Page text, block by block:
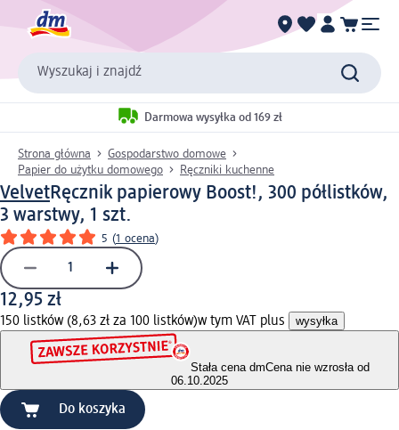
Wyszukaj i znajdź
Darmowa wysyłka od 169 zł
Strona główna
Gospodarstwo domowe
Papier do użytku domowego
Ręczniki kuchenne
VelvetRęcznik papierowy Boost!, 300 półlistków,
3 warstwy, 1 szt.
5 (1 ocena)
12,95 zł
150 listków (8,63 zł za 100 listków)w tym VAT plus wysyłka
Stała cena dmCena nie wzrosła od
06.10.2025
Do koszyka